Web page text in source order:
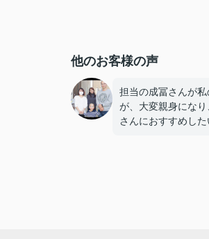
他のお客様の声
担当の成冨さんが
が、大変親身にな
さんにおすすめした